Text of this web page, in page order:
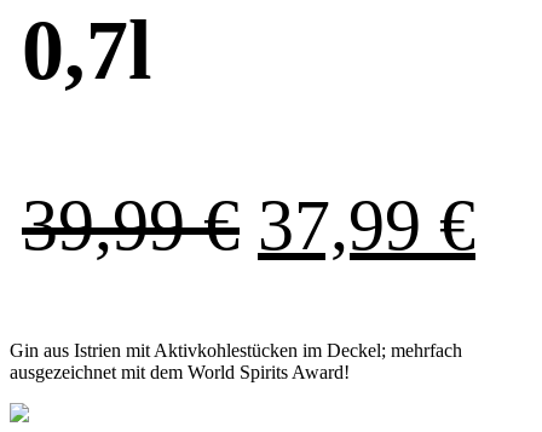
0,7l
39,99€
war:
37,99 €
Gin aus Istrien mit Aktivkohlestücken im Deckel; mehrfach
ausgezeichnet mit dem World Spirits Award!